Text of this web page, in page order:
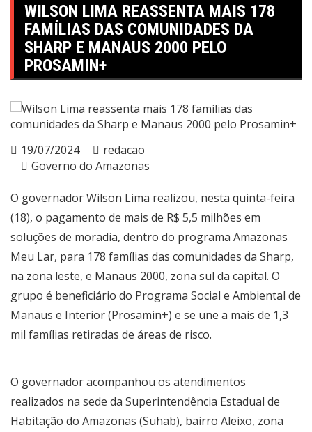
WILSON LIMA REASSENTA MAIS 178
FAMÍLIAS DAS COMUNIDADES DA
SHARP E MANAUS 2000 PELO
PROSAMIN+
19/07/2024
redacao
Governo do Amazonas
O governador Wilson Lima realizou, nesta quinta-feira
(18), o pagamento de mais de R$ 5,5 milhões em
soluções de moradia, dentro do programa Amazonas
Meu Lar, para 178 famílias das comunidades da Sharp,
na zona leste, e Manaus 2000, zona sul da capital. O
grupo é beneficiário do Programa Social e Ambiental de
Manaus e Interior (Prosamin+) e se une a mais de 1,3
mil famílias retiradas de áreas de risco.
O governador acompanhou os atendimentos
realizados na sede da Superintendência Estadual de
Habitação do Amazonas (Suhab), bairro Aleixo, zona